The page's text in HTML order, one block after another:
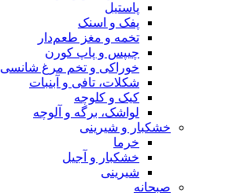
پاستیل
پفک و اسنک
تخمه و مغز طعم‌دار
چیپس و پاپ کورن
خوراکی و تخم مرغ شانسی
شکلات، تافی و آبنبات
کیک و کلوچه
لواشک، برگه و آلوچه
خشکبار و شیرینی
خرما
خشکبار و آجیل
شیرینی
صبحانه